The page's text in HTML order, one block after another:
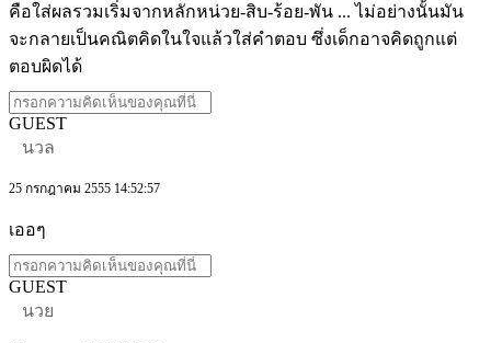
คือใส่ผลรวมเริ่มจากหลักหน่วย-สิบ-ร้อย-พัน ... ไม่อย่างนั้นมัน
จะกลายเป็นคณิตคิดในใจแล้วใส่คำตอบ ซึ่งเด็กอาจคิดถูกแต่
ตอบผิดได้
GUEST
นวล
25 กรกฎาคม 2555 14:52:57
เออๆ
GUEST
นวย